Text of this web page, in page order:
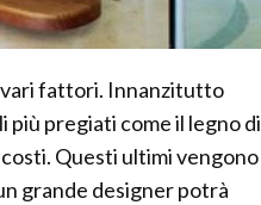
vari fattori. Innanzitutto
pregiati come il legno di
Questi ultimi vengono
grande designer potrà